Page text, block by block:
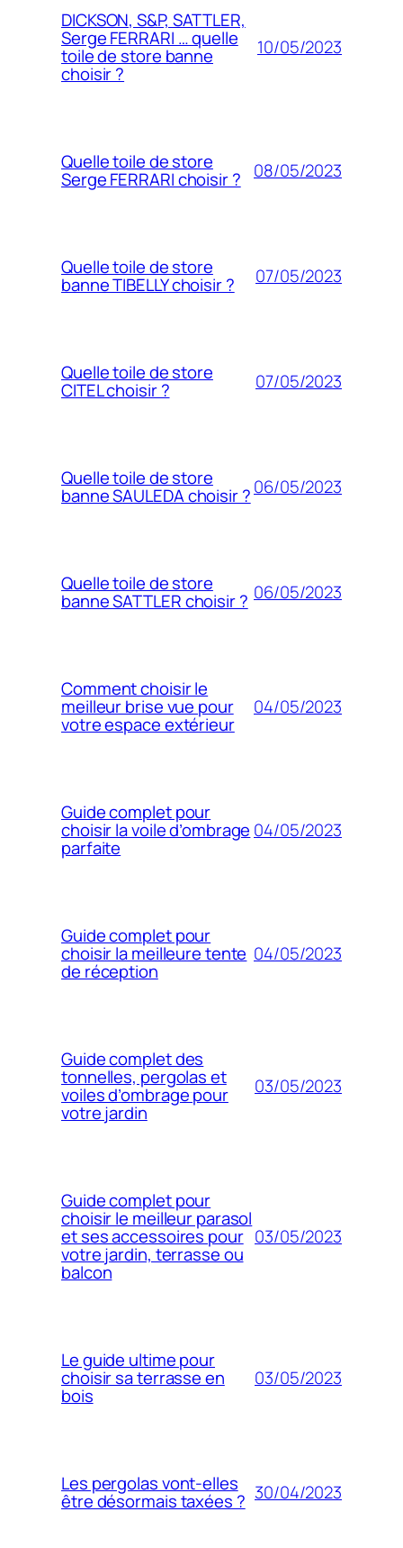
DICKSON, S&P, SATTLER,
Serge FERRARI … quelle
toile de store banne
choisir ?
10/05/2023
Quelle toile de store
Serge FERRARI choisir ? 08/05/2023
Quelle toile de store
banne TIBELLY choisir ? 07/05/2023
Quelle toile de store
CITEL choisir ? 07/05/2023
Quelle toile de store
banne SAULEDA choisir ?06/05/2023
Quelle toile de store
banne SATTLER choisir ? 06/05/2023
Comment choisir le
meilleur brise vue pour
votre espace extérieur
04/05/2023
Guide complet pour
choisir la voile d’ombrage
parfaite
04/05/2023
Guide complet pour
choisir la meilleure tente
de réception
04/05/2023
Guide complet des
tonnelles, pergolas et
voiles d’ombrage pour
votre jardin
03/05/2023
Guide complet pour
choisir le meilleur parasol
et ses accessoires pour
votre jardin, terrasse ou
balcon
03/05/2023
Le guide ultime pour
choisir sa terrasse en
bois
03/05/2023
Les pergolas vont-elles
être désormais taxées ? 30/04/2023